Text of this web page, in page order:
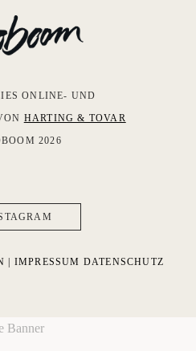
ONLINE- UND
HARTING & TOVAR
2026
| IMPRESSUM DATENSCHUTZ
Banner